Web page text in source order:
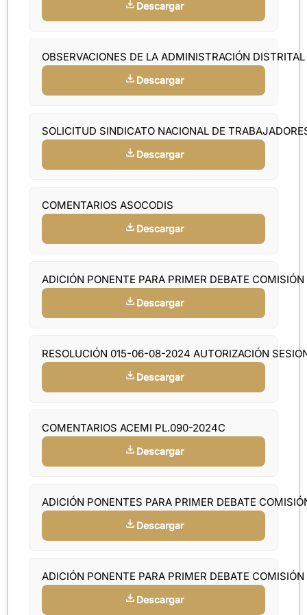
Descargar
OBSERVACIONES DE LA ADMINISTRACIÓN
Descargar
SOLICITUD SINDICATO NACIONAL DE
Descargar
COMENTARIOS ASOCODIS
Descargar
ADICIÓN PONENTE PARA PRIMER DEBATE
Descargar
RESOLUCIÓN 015-06-08-2024 AUTORIZACIÓN
Descargar
COMENTARIOS ACEMI PL.090-2024C
Descargar
ADICIÓN PONENTES PARA PRIMER DEBATE
Descargar
ADICIÓN PONENTE PARA PRIMER DEBATE
Descargar